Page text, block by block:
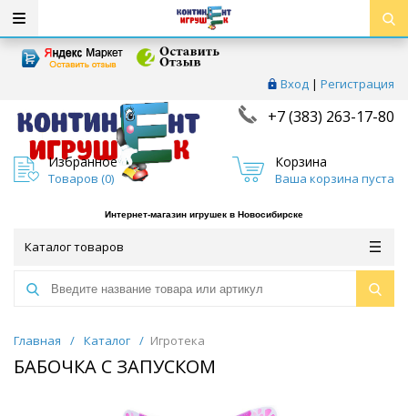
Вход | Регистрация
+7 (383) 263-17-80
Избранное
Товаров (0)
Корзина
Ваша корзина пуста
Интернет-магазин игрушек в Новосибирске
Каталог товаров
Главная / Каталог / Игротека
БАБОЧКА С ЗАПУСКОМ